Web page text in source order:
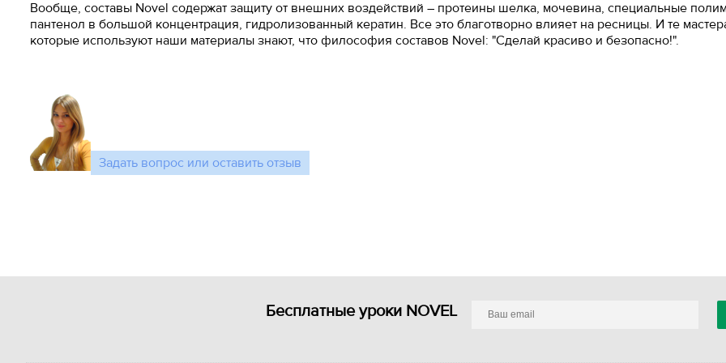
Вообще, составы Novel содержат защиту от внешних воздействий – протеины шелка, мочевина, специальные
пантенол в большой концентрация, гидролизованный кератин. Все это благотворно влияет на ресницы. И те
которые используют наши материалы знают, что философия составов Novel: "Сделай красиво и безопасно!".
Задать вопрос или оставить отзыв
Бесплатные уроки NOVEL